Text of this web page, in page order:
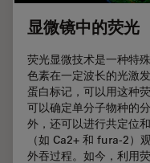
显微镜中的荧光
荧光显微技术是一种特
色素在一定波长的光激
蛋白标记，可以用这种
可以确定单分子物种的
外，还可以进行共定位
（如 Ca2+ 和 fura-2）
外吞过程。如今，利用